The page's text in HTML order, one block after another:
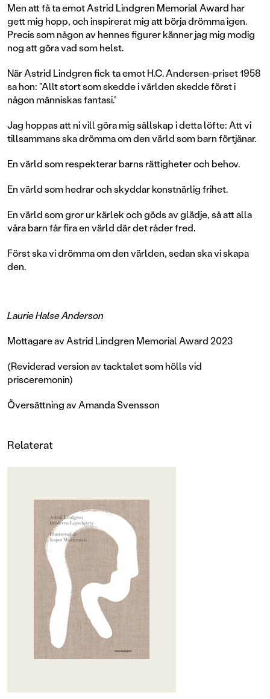
Men att få ta emot Astrid Lindgren Memorial Award har
gett mig hopp, och inspirerat mig att börja drömma igen.
Precis som någon av hennes figurer känner jag mig modig
nog att göra vad som helst.
När Astrid Lindgren fick ta emot H.C. Andersen-priset 1958
sa hon: ”Allt stort som skedde i världen skedde först i
någon människas fantasi.”
Jag hoppas att ni vill göra mig sällskap i detta löfte: Att vi
tillsammans ska drömma om den värld som barn förtjänar.
En värld som respekterar barns rättigheter och behov.
En värld som hedrar och skyddar konstnärlig ­frihet.
En värld som gror ur kärlek och göds av glädje, så att alla
våra barn får fira en värld där det råder fred.
Först ska vi drömma om den världen, sedan ska vi skapa
den.
Laurie Halse Anderson
Mottagare av Astrid Lindgren Memorial Award 2023
(Reviderad version av tacktalet som hölls vid
prisceremonin)
Översättning av Amanda Svensson
Relaterat
OM BOKEN
Skorpans bror Jonathan har
berättat om landet Nangijala, dit
man kommer när man dör. För
Skorpan är sjuk och ska dö.
"I Nangijala får man vara med om
äventyr från morgon till kväll",
säger Jonathan. "För det är i
Nangijala som alla sagor händer."
Några dagar senare brinner det i
huset där de bor och Jonathan dör
själv.Och tänka sig, precis som
Johathan lovat så ses de i Nangijala.
andra sidan bergen ligger